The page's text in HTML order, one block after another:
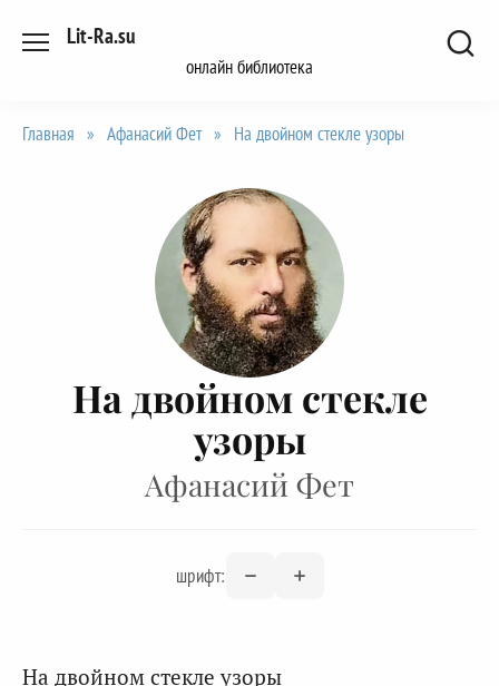
Lit-Ra.su
онлайн библиотека
Главная » Афанасий Фет » На двойном стекле узоры
На двойном стекле
узоры
Афанасий Фет
шрифт:
На двойном стекле узоры